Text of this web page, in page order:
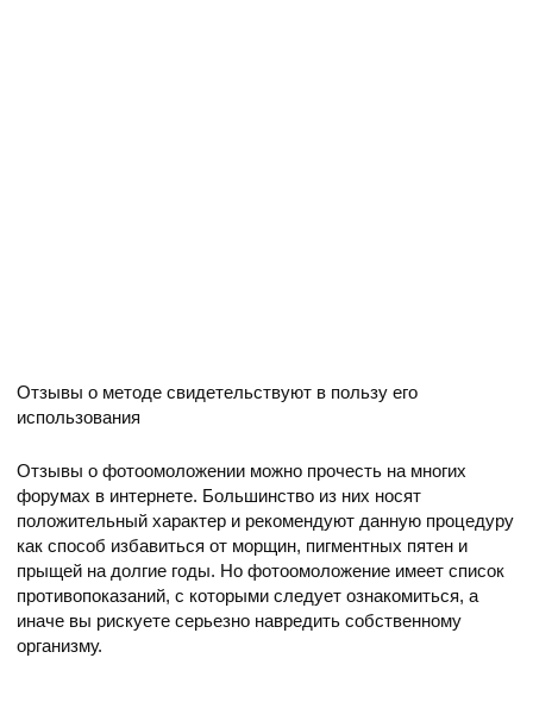
Отзывы о методе свидетельствуют в пользу его
использования
Отзывы о фотоомоложении можно прочесть на многих
форумах в интернете. Большинство из них носят
положительный характер и рекомендуют данную процедуру
как способ избавиться от морщин, пигментных пятен и
прыщей на долгие годы. Но фотоомоложение имеет список
противопоказаний, с которыми следует ознакомиться, а
иначе вы рискуете серьезно навредить собственному
организму.